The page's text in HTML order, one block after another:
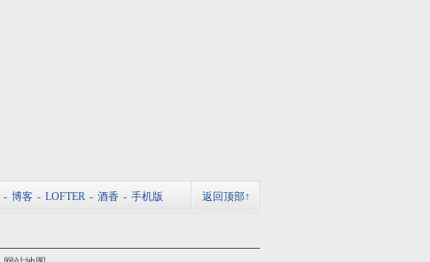
- 博客 - LOFTER - 酒香 - 手机版 返回顶部↑